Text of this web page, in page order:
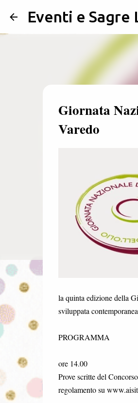
Eventi e Sagre
Giornata
Varedo
la quinta edizione della
sviluppata
PROGRAMMA
ore 14.00
Prove scritte del
regolamento su